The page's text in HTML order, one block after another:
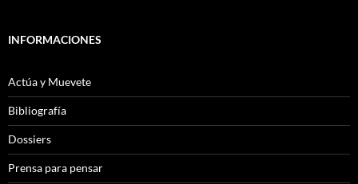
INFORMACIONES
Actúa y Muevete
Bibliografía
Dossiers
Prensa para pensar